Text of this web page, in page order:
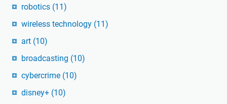
robotics (11)
wireless technology (11)
art (10)
broadcasting (10)
cybercrime (10)
disney+ (10)